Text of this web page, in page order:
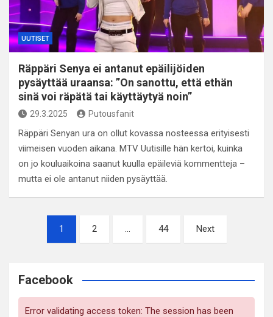
UUTISET
Räppäri Senya ei antanut epäilijöiden
pysäyttää uraansa: ”On sanottu, että ethän
sinä voi räpätä tai käyttäytyä noin”
29.3.2025 Putousfanit
Räppäri Senyan ura on ollut kovassa nosteessa erityisesti
viimeisen vuoden aikana. MTV Uutisille hän kertoi, kuinka
on jo kouluaikoina saanut kuulla epäileviä kommentteja –
mutta ei ole antanut niiden pysäyttää.
Artikkelien
sivutus
1 2 … 44 Next
Facebook
Error validating access token: The session has been